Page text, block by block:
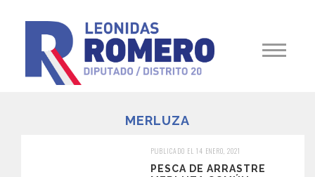
MERLUZA
PUBLICADO EL 14 ENERO, 2021
PESCA DE ARRASTRE